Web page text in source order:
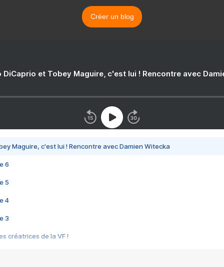
Créer un blog
DiCaprio et Tobey Maguire, c'est lui ! Rencontre avec
Maguire, c'est lui ! Rencontre avec Damien Witecka
6
5
4
3
créatrices de la VF !